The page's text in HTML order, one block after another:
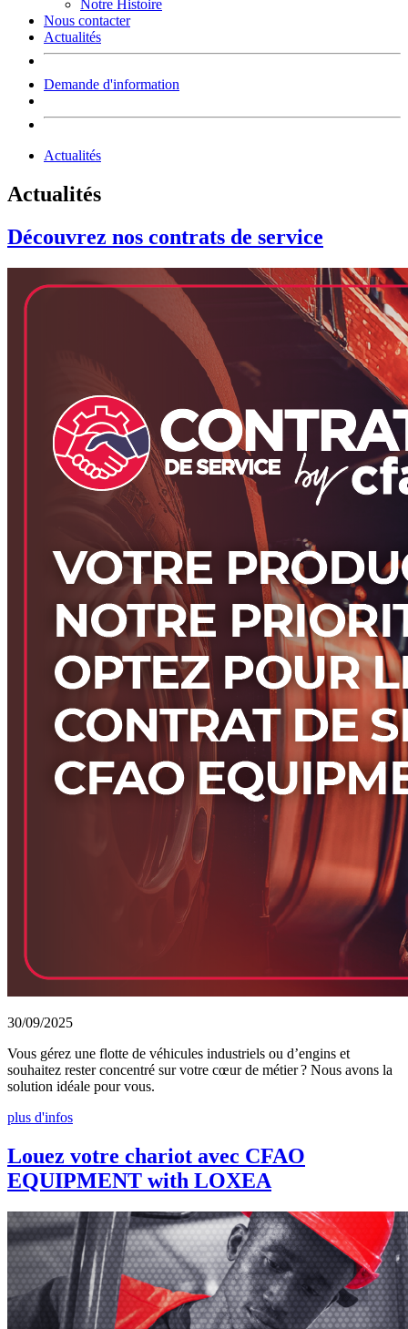
Notre Histoire
Nous contacter
Actualités
Demande d'information
Actualités
Actualités
Découvrez nos contrats de service
30/09/2025
Vous gérez une flotte de véhicules industriels ou d’engins et
souhaitez rester concentré sur votre cœur de métier ? Nous avons la
solution idéale pour vous.
plus d'infos
Louez votre chariot avec CFAO
EQUIPMENT with LOXEA